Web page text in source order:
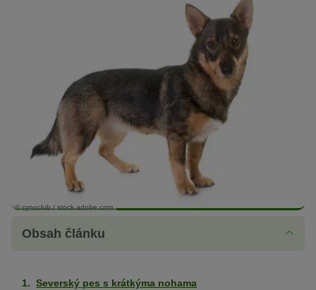
© cynoclub / stock.adobe.com
Obsah článku
Severský pes s krátkýma nohama